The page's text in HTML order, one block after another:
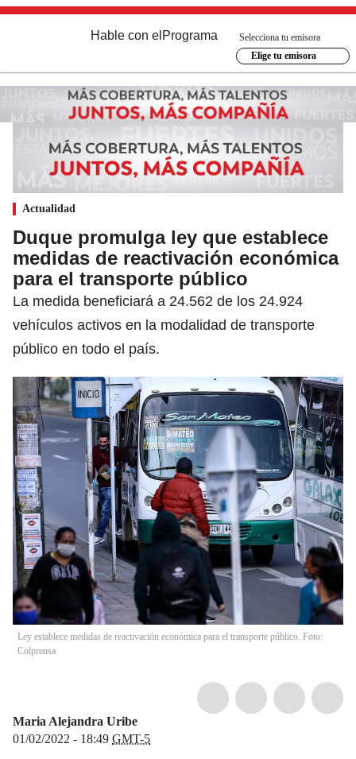
Hable con el Programa
Selecciona tu emisora
Elige tu emisora
Actualidad
Duque promulga ley que establece
medidas de reactivación económica
para el transporte público
La medida beneficiará a 24.562 de los 24.924
vehículos activos en la modalidad de transporte
público en todo el país.
Ley establece medidas de reactivación económica para el transporte público. Foto:
Colprensa
Maria Alejandra Uribe
01/02/2022 - 18:49 GMT-5